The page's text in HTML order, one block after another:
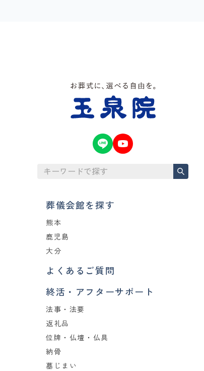
葬儀会館を探す
熊本
鹿児島
大分
よくあるご質問
終活・アフターサポート
法事・法要
返礼品
位牌・仏壇・仏具
納骨
墓じまい